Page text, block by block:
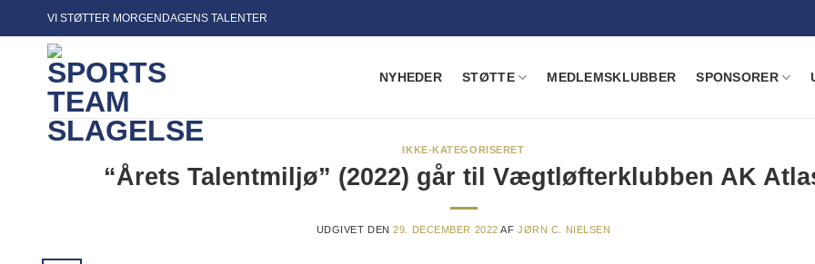
Fortsæt
til
VI STØTTER MORGENDAGENS TALENTER
NYHEDER STØTTE MEDLEMSKLUBBER SPONSORER
IKKE-KATEGORISERET
“Årets Talentmiljø” (2022) går til Vægtløfterklubben AK
UDGIVET DEN29. DECEMBER 2022 AFJØRN C. NIELSEN